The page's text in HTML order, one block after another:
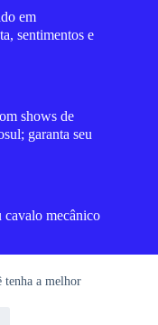
tenha a melhor
em
sentimentos e
shows de
garanta seu
cavalo mecânico
Rondonópolis;